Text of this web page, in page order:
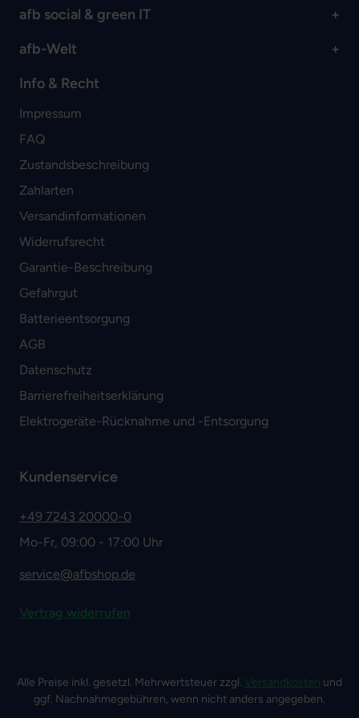
afb social & green IT
afb-Welt
Info & Recht
Impressum
FAQ
Zustandsbeschreibung
Zahlarten
Versandinformationen
Widerrufsrecht
Garantie-Beschreibung
Gefahrgut
Batterieentsorgung
AGB
Datenschutz
Barrierefreiheitserklärung
Elektrogeräte-Rücknahme und -Entsorgung
Kundenservice
+49 7243 20000-0
Mo-Fr, 09:00 - 17:00 Uhr
service@afbshop.de
Vertrag widerrufen
Alle Preise inkl. gesetzl. Mehrwertsteuer zzgl. Versandkosten und
ggf. Nachnahmegebühren, wenn nicht anders angegeben.